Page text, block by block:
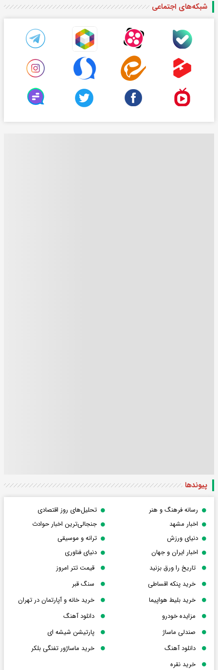
شبکه‌های اجتماعی
پیوندها
رسانه فرهنگ و هنر
تحلیل‌های روز اقتصادی
اخبار مشهد
جنجالی‌ترین اخبار حوادث
دنیای ورزش
ترانه و موسیقی
اخبار ایران و جهان
دنیای فناوری
تاریخ را ورق بزنید
قیمت تتر امروز
خرید پنکه اقساطی
سنگ قبر
خرید بلیط هواپیما
خرید خانه و آپارتمان در تهران
مزایده خودرو
دانلود آهنگ
صندلی ماساژ
پارتیشن شیشه ای
دانلود آهنگ
خرید ماساژور تفنگی بلکر
خرید نقره